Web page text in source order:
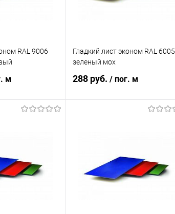
RAL 9006
м
Под заказ
Гладкий лист эконом RAL 6005
зеленый мох
288 руб. / пог. м
В избранное Под заказ